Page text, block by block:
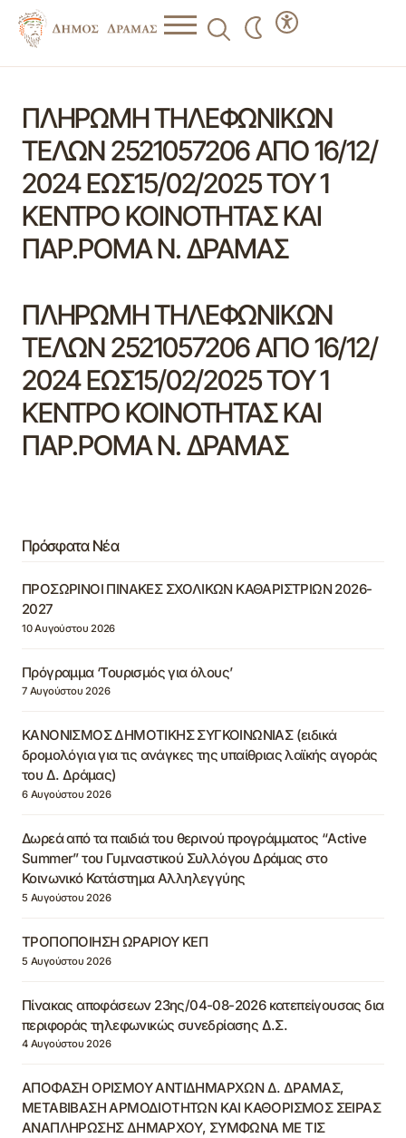
ΠΛΗΡΩΜΗ ΤΗΛΕΦΩΝΙΚΩΝ
ΤΕΛΩΝ 2521057206 ΑΠΟ 16/12/
2024 ΕΩΣ15/02/2025 ΤΟΥ 1
ΚΕΝΤΡΟ ΚΟΙΝΟΤΗΤΑΣ ΚΑΙ
ΠΑΡ.ΡΟΜΑ Ν. ΔΡΑΜΑΣ
ΠΛΗΡΩΜΗ ΤΗΛΕΦΩΝΙΚΩΝ
ΤΕΛΩΝ 2521057206 ΑΠΟ 16/12/
2024 ΕΩΣ15/02/2025 ΤΟΥ 1
ΚΕΝΤΡΟ ΚΟΙΝΟΤΗΤΑΣ ΚΑΙ
ΠΑΡ.ΡΟΜΑ Ν. ΔΡΑΜΑΣ
Πρόσφατα Νέα
ΠΡΟΣΩΡΙΝΟΙ ΠΙΝΑΚΕΣ ΣΧΟΛΙΚΩΝ ΚΑΘΑΡΙΣΤΡΙΩΝ 2026-
2027
10 Αυγούστου 2026
Πρόγραμμα ‘Τουρισμός για όλους’
7 Αυγούστου 2026
ΚΑΝΟΝΙΣΜΟΣ ΔΗΜΟΤΙΚΗΣ ΣΥΓΚΟΙΝΩΝΙΑΣ (ειδικά
δρομολόγια για τις ανάγκες της υπαίθριας λαϊκής αγοράς
του Δ. Δράμας)
6 Αυγούστου 2026
Δωρεά από τα παιδιά του θερινού προγράμματος “Active
Summer” του Γυμναστικού Συλλόγου Δράμας στο
Κοινωνικό Κατάστημα Αλληλεγγύης
5 Αυγούστου 2026
ΤΡΟΠΟΠΟΙΗΣΗ ΩΡΑΡΙΟΥ ΚΕΠ
5 Αυγούστου 2026
Πίνακας αποφάσεων 23ης/04-08-2026 κατεπείγουσας δια
περιφοράς τηλεφωνικώς συνεδρίασης Δ.Σ.
4 Αυγούστου 2026
ΑΠΟΦΑΣΗ ΟΡΙΣΜΟΥ ΑΝΤΙΔΗΜΑΡΧΩΝ Δ. ΔΡΑΜΑΣ,
ΜΕΤΑΒΙΒΑΣΗ ΑΡΜΟΔΙΟΤΗΤΩΝ ΚΑΙ ΚΑΘΟΡΙΣΜΟΣ ΣΕΙΡΑΣ
ΑΝΑΠΛΗΡΩΣΗΣ ΔΗΜΑΡΧΟΥ, ΣΥΜΦΩΝΑ ΜΕ ΤΙΣ